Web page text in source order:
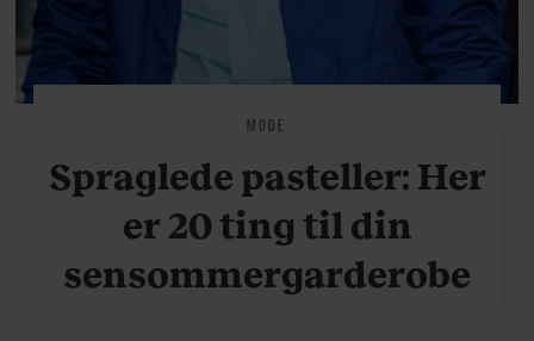
MODE
Spraglede pasteller: Her
er 20 ting til din
sensommergarderobe